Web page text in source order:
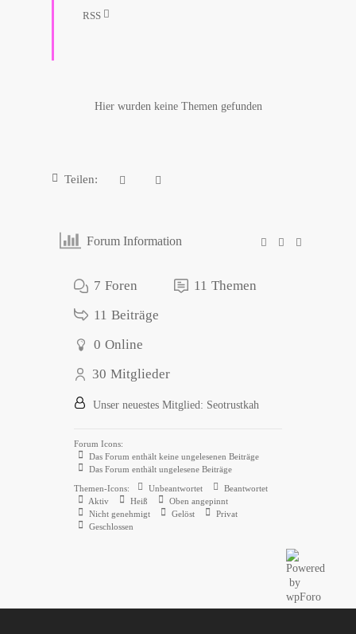
RSS
Hier wurden keine Themen gefunden
Teilen:
Forum Information
7 Foren 11 Themen
11 Beiträge
0 Online
30 Mitglieder
Unser neuestes Mitglied: Seotrustkah
Forum Icons:
Das Forum enthält keine ungelesenen Beiträge
Das Forum enthält ungelesene Beiträge
Themen-Icons:
Unbeantwortet
Beantwortet
Aktiv
Heiß
Oben angepinnt
Nicht genehmigt
Gelöst
Privat
Geschlossen